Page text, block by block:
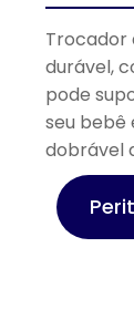
Trocador
durável,
pode
seu bebê
dobrável